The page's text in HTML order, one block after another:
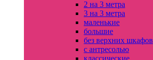
2 на 3 метра
3 на 3 метра
маленькие
большие
без верхних шкафов
с антресолью
классические